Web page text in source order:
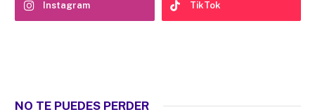
Instagram TikTok
NO TE PUEDES PERDER